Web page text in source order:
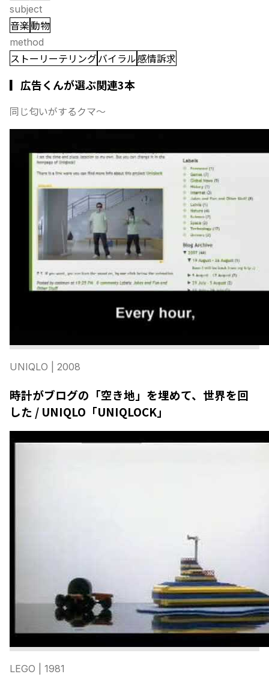
subject
音楽動物
method
ストーリーテリングバイラル感情訴求
▎広告くんが選ぶ関連3本
同じ匂いがするクマ〜
UNIQLO | 2008
時計がブログの「空き地」を埋めて、世界を回
した / UNIQLO「UNIQLOCK」
LEGO | 1981